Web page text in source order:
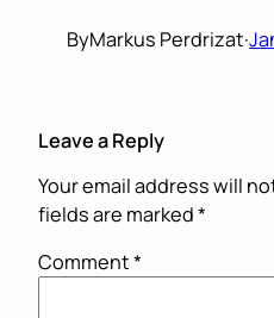
ByMarkus Perdrizat·
Leave a Reply
Your email address will
fields are marked*
Comment*